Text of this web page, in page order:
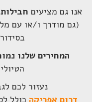
אנו גם מציעים
(גם מודרך ו/או עם
המחירים שלנו
נעזור לכם
דרום אפריקה כולל